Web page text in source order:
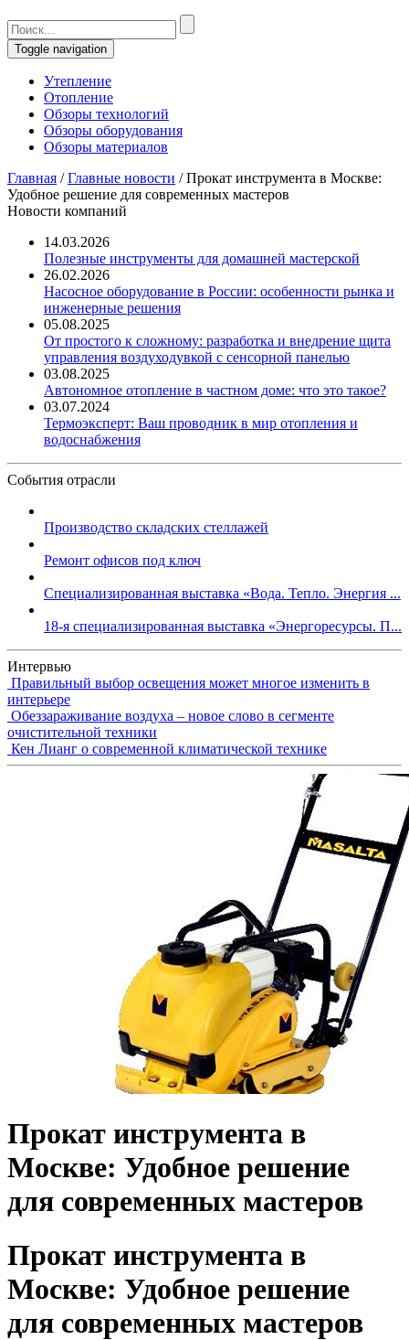
Toggle navigation
Утепление
Отопление
Обзоры технологий
Обзоры оборудования
Обзоры материалов
Главная /Главные новости /Прокат инструмента в Москве:
Удобное решение для современных мастеров
Новости компаний
14.03.2026
Полезные инструменты для домашней мастерской
26.02.2026
Насосное оборудование в России: особенности рынка и
инженерные решения
05.08.2025
От простого к сложному: разработка и внедрение щита
управления воздуходувкой с сенсорной панелью
03.08.2025
Автономное отопление в частном доме: что это такое?
03.07.2024
Термоэксперт: Ваш проводник в мир отопления и
водоснабжения
События отрасли
Производство складских стеллажей
Ремонт офисов под ключ
Специализированная выставка «Вода. Тепло. Энергия ...
18-я специализированная выставка «Энергоресурсы. П...
Интервью
Правильный выбор освещения может многое изменить в
интерьере
Обеззараживание воздуха – новое слово в сегменте
очистительной техники
Кен Лианг о современной климатической технике
Прокат инструмента в
Москве: Удобное решение
для современных мастеров
Прокат инструмента в
Москве: Удобное решение
для современных мастеров